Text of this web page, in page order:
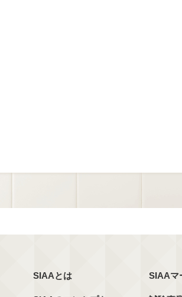
SIAAとは SIAAマ